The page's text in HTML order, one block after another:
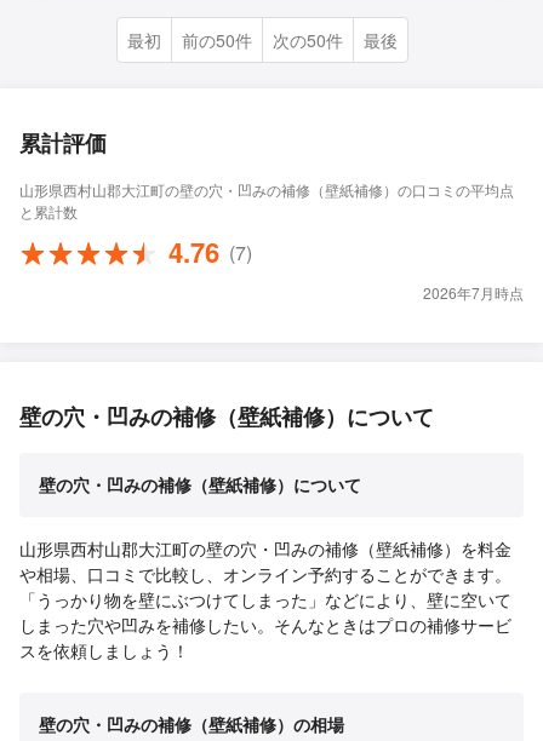
最初 前の50件 次の50件 最後
累計評価
山形県西村山郡大江町の壁の穴・凹みの補修（壁紙補修）の口コミの平均点
と累計数
4.76 (7)
2026年7月時点
壁の穴・凹みの補修（壁紙補修）について
壁の穴・凹みの補修（壁紙補修）について
山形県西村山郡大江町の壁の穴・凹みの補修（壁紙補修）を料金
や相場、口コミで比較し、オンライン予約することができます。
「うっかり物を壁にぶつけてしまった」などにより、壁に空いて
しまった穴や凹みを補修したい。そんなときはプロの補修サービ
スを依頼しましょう！
壁の穴・凹みの補修（壁紙補修）の相場